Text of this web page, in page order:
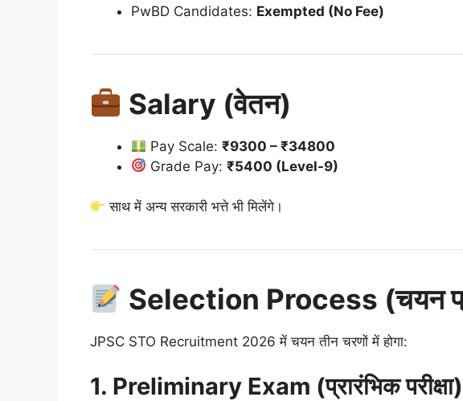
PwBD Candidates: Exempted (No Fee)
Salary (वेतन)
Pay Scale:₹9300 – ₹34800
Grade Pay:₹5400 (Level-9)
साथ में अन्य सरकारी भत्ते भी मिलेंगे।
Selection Process (चयन
JPSC STO Recruitment 2026 में चयन तीन चरणों में होगा:
1. Preliminary Exam (प्रारंभिक परीक्षा)